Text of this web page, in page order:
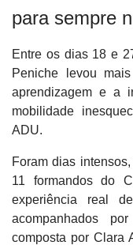
para sempre
Entre os dias 18 e
Peniche levou
aprendizagem e a
mobilidade
ADU.
Foram dias
11 formandos do
experiência real
acompanhados
composta por Clara